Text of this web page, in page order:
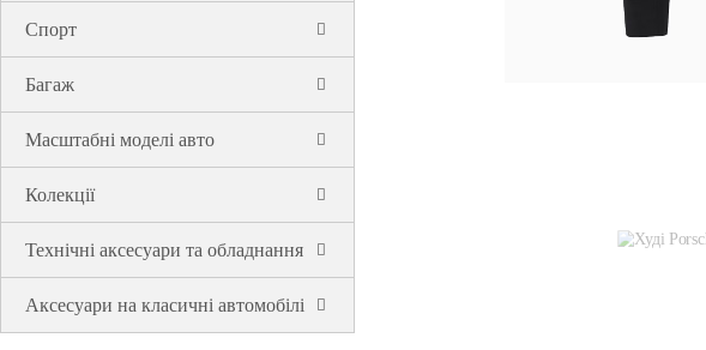
Спорт
Багаж
Масштабні моделі авто
Колекції
Технічні аксесуари та обладнання
Аксесуари на класичні автомобілі